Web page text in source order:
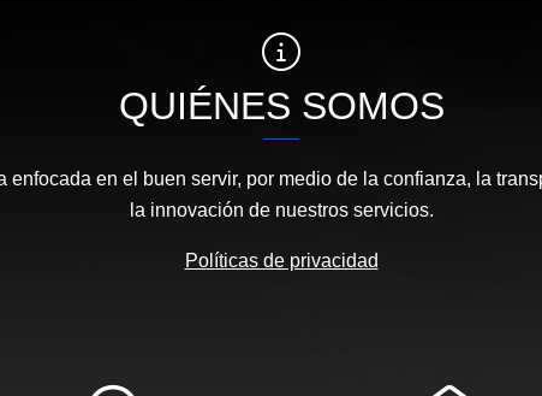
QUIÉNES SOMOS
enfocada en el buen servir, por medio de la confianza, la
la innovación de nuestros servicios.
Políticas de privacidad